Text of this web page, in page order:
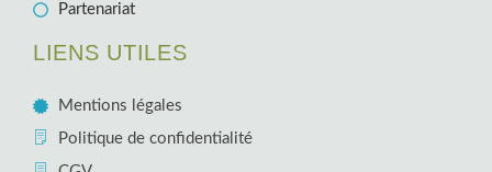
Partenariat
LIENS UTILES
Mentions légales
Politique de confidentialité